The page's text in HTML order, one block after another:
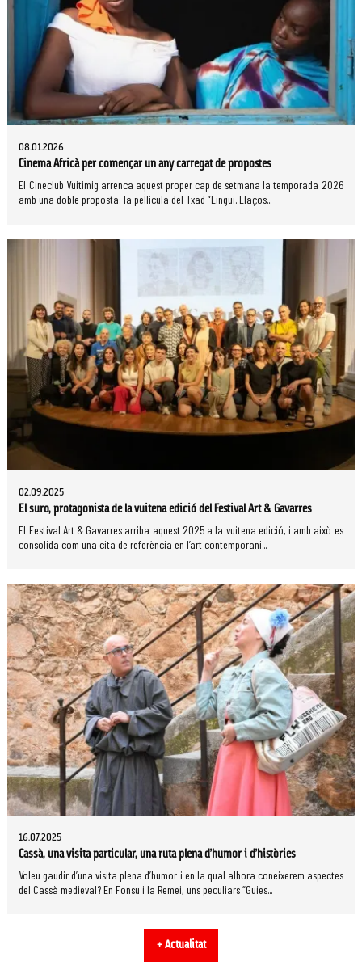
08.01.2026
Cinema Africà per començar un any carregat de propostes
El Cineclub Vuitimig arrenca aquest proper cap de setmana la temporada 2026
amb una doble proposta: la pel·lícula del Txad “Lingui. Llaços...
02.09.2025
El suro, protagonista de la vuitena edició del Festival Art & Gavarres
El Festival Art & Gavarres arriba aquest 2025 a la vuitena edició, i amb això es
consolida com una cita de referència en l’art contemporani...
16.07.2025
Cassà, una visita particular, una ruta plena d’humor i d’històries
Voleu gaudir d’una visita plena d’humor i en la qual alhora coneixerem aspectes
del Cassà medieval? En Fonsu i la Remei, uns peculiars “Guies...
+ Actualitat